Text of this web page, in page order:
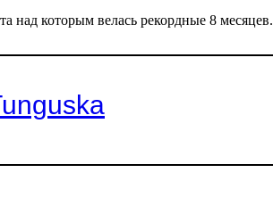
над которым велась рекордные 8 месяцев.